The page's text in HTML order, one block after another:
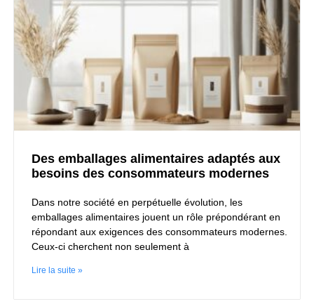
Des emballages alimentaires adaptés aux
besoins des consommateurs modernes
Dans notre société en perpétuelle évolution, les
emballages alimentaires jouent un rôle prépondérant en
répondant aux exigences des consommateurs modernes.
Ceux-ci cherchent non seulement à
Lire la suite »